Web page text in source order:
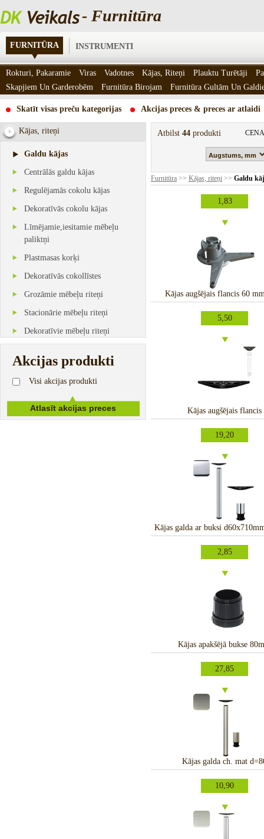
- Furnitūra
FURNITŪRA INSTRUMENTI
Skatīt visas preču kategorijas Akcijas preces & preces ar atlaidi
Kājas, riteņi
Galdu kājas
Centrālās galdu kājas
Regulējamās cokolu kājas
Dekoratīvās cokolu kājas
Līmējamie,iesitamie mēbeļu
paliktņi
Plastmasas korķi
Dekoratīvās cokollīstes
Grozāmie mēbeļu riteņi
Stacionārie mēbeļu riteņi
Dekoratīvie mēbeļu riteņi
Akcijas produkti
Visi akcijas produkti
Atbilst 44 produkti
Furnitūra >> Kājas, riteņi >> Galdu
1,83
Kājas augšējais flancis 60
5,50
Kājas augšējais flancis
19,20
Kājas galda ar buksi
2,85
Kājas apakšējā bukse
27,85
Kājas galda ch. mat
10,90
Rokturi, Pakaramie Viras Vadotnes Kājas, Riteņi Plauktu Turētāji
Skapjiem Un Garderobēm
Furnitūra Birojam Furnitūra Gultām Un